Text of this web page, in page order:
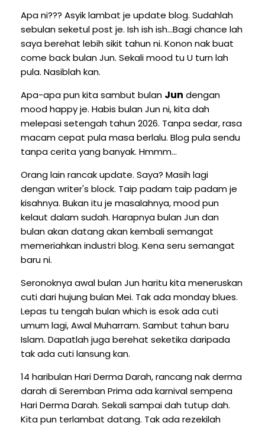
Apa ni??? Asyik lambat je update blog. Sudahlah
sebulan seketul post je. Ish ish ish...Bagi chance lah
saya berehat lebih sikit tahun ni. Konon nak buat
come back bulan Jun. Sekali mood tu U turn lah
pula. Nasiblah kan.
Apa-apa pun kita sambut bulan Jun dengan
mood happy je. Habis bulan Jun ni, kita dah
melepasi setengah tahun 2026. Tanpa sedar, rasa
macam cepat pula masa berlalu. Blog pula sendu
tanpa cerita yang banyak. Hmmm...
Orang lain rancak update. Saya? Masih lagi
dengan writer's block. Taip padam taip padam je
kisahnya. Bukan itu je masalahnya, mood pun
kelaut dalam sudah. Harapnya bulan Jun dan
bulan akan datang akan kembali semangat
memeriahkan industri blog. Kena seru semangat
baru ni.
Seronoknya awal bulan Jun haritu kita meneruskan
cuti dari hujung bulan Mei. Tak ada monday blues.
Lepas tu tengah bulan which is esok ada cuti
umum lagi, Awal Muharram. Sambut tahun baru
Islam. Dapatlah juga berehat seketika daripada
tak ada cuti lansung kan.
14 haribulan Hari Derma Darah, rancang nak derma
darah di Seremban Prima ada karnival sempena
Hari Derma Darah. Sekali sampai dah tutup dah.
Kita pun terlambat datang. Tak ada rezekilah